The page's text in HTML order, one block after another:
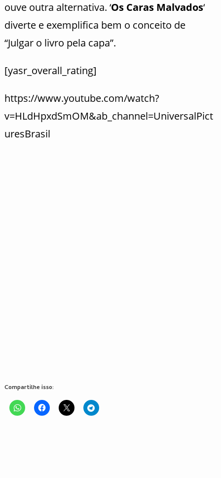
ouve outra alternativa. ‘Os Caras Malvados‘
diverte e exemplifica bem o conceito de
“Julgar o livro pela capa”.
[yasr_overall_rating]
https://www.youtube.com/watch?
v=HLdHpxdSmOM&ab_channel=UniversalPict
uresBrasil
Compartilhe isso: